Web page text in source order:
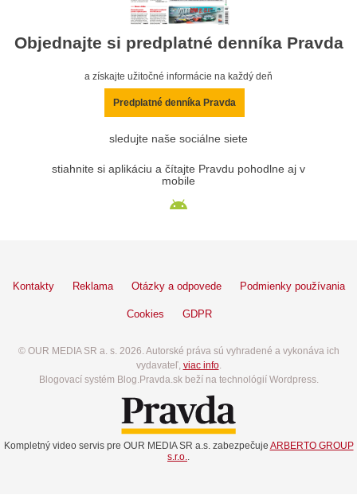
Objednajte si predplatné denníka Pravda
a získajte užitočné informácie na každý deň
Predplatné denníka Pravda
sledujte naše sociálne siete
stiahnite si aplikáciu a čítajte Pravdu pohodlne aj v
mobile
Kontakty Reklama Otázky a odpovede Podmienky používania
Cookies GDPR
© OUR MEDIA SR a. s. 2026. Autorské práva sú vyhradené a vykonáva ich
vydavateľ, viac info.
Blogovací systém Blog.Pravda.sk beží na technológií Wordpress.
Kompletný video servis pre OUR MEDIA SR a.s. zabezpečuje ARBERTO GROUP
s.r.o.